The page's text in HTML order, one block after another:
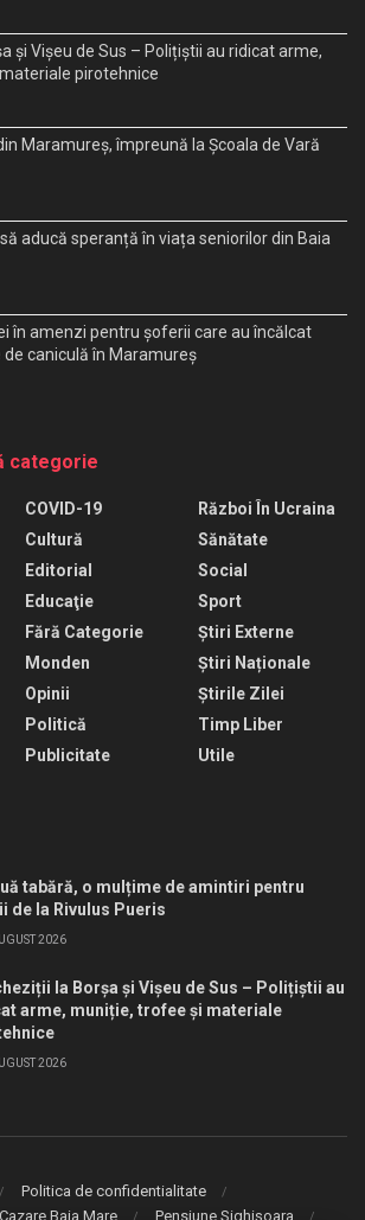
și Vișeu de Sus – Polițiștii au ridicat arme,
pirotehnice
Maramureș, împreună la Școala de Vară
aducă speranță în viața seniorilor din Baia
în amenzi pentru șoferii care au încălcat
caniculă în Maramureș
categorie
COVID-19
Cultură
Editorial
Educaţie
Fără Categorie
Monden
Opinii
Politică
Publicitate
Război În Ucraina
Sănătate
Social
Sport
Știri Externe
Știri Naționale
Știrile Zilei
Timp Liber
Utile
tabără, o mulțime de amintiri pentru
de la Rivulus Pueris
2026
la Borșa și Vișeu de Sus – Polițiștii au
arme, muniție, trofee și materiale
2026
Politica de confidentialitate
Cazare Baia Mare Pensiune Sighișoara